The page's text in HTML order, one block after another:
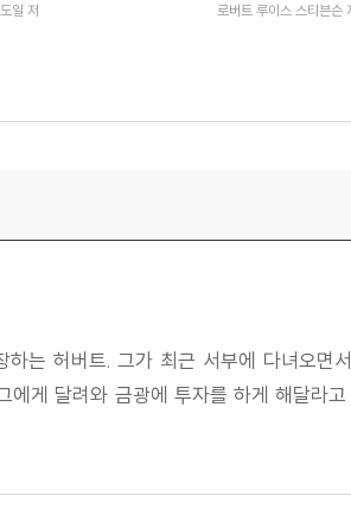
일 저 로버트 루이스 스티븐슨
는 허버트. 그가 최근 서부에 다녀오면
게 달려와 금광에 투자를 하게 해달라